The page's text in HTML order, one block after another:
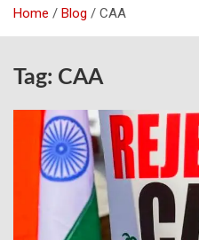
Home Blog CAA
Tag: CAA